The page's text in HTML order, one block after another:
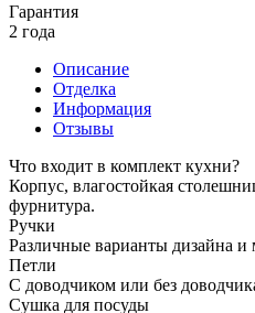
Гарантия
2 года
Описание
Отделка
Информация
Отзывы
Что входит в комплект кухни?
Корпус, влагостойкая
фурнитура.
Ручки
Различные варианты дизайна и
Петли
С доводчиком или без
Сушка для посуды